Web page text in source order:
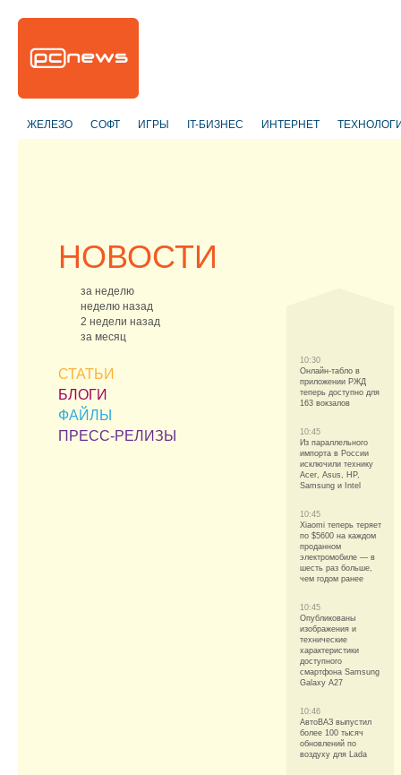
ЖЕЛЕЗО СОФТ ИГРЫ IT-БИЗНЕС ИНТЕРНЕТ
НОВОСТИ
за неделю
неделю назад
2 недели назад
за месяц
СТАТЬИ
БЛОГИ
ФАЙЛЫ
ПРЕСС-РЕЛИЗЫ
10:30
Онлайн-табло в
приложении РЖД
теперь доступно для
163 вокзалов
10:45
Из параллельного
импорта в России
исключили технику
Acer, Asus, HP,
Samsung и Intel
10:45
Xiaomi теперь теряет
по $5600 на каждом
проданном
электромобиле — в
шесть раз больше,
чем годом ранее
10:45
Опубликованы
изображения и
технические
характеристики
доступного
смартфона Samsung
Galaxy A27
10:46
АвтоВАЗ выпустил
более 100 тысяч
обновлений по
воздуху для Lada